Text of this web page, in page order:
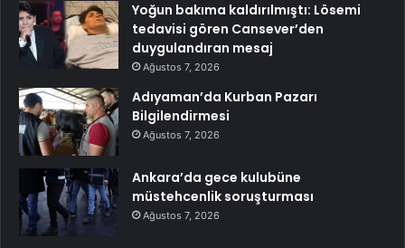
Yoğun bakıma kaldırılmıştı: Lösemi
tedavisi gören Cansever’den
duygulandıran mesaj
Ağustos 7, 2026
Adıyaman’da Kurban Pazarı
Bilgilendirmesi
Ağustos 7, 2026
Ankara’da gece kulubüne
müstehcenlik soruşturması
Ağustos 7, 2026